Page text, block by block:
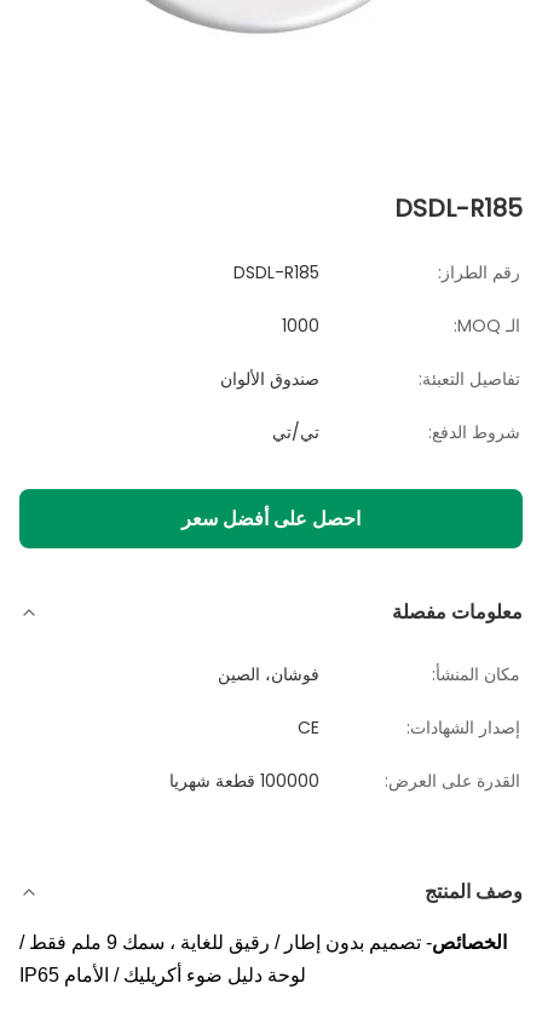
DSDL-R185
رقم الطراز: DSDL-R185
الـ MOQ: 1000
تفاصيل التعبئة: صندوق الألوان
شروط الدفع: تي/تي
احصل على أفضل سعر
معلومات مفصلة
مكان المنشأ: فوشان، الصين
إصدار الشهادات: CE
القدرة على العرض: 100000 قطعة شهريا
وصف المنتج
الخصائص
- تصميم بدون إطار / رقيق للغاية ، سمك 9 ملم فقط /
لوحة دليل ضوء أكريليك / الأمام IP65